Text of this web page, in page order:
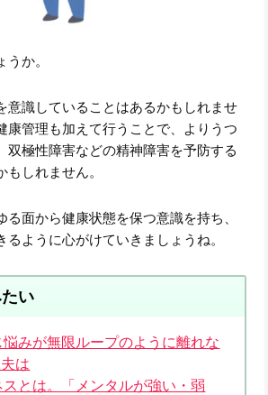
か。
意識していることはあるかもしれませ
康管理も加えて行うことで、よりうつ
双極性障害などの精神障害を予防する
しれません。
る面から健康状態を保つ意識を持ち、
ように心がけていきましょうね。
い
悩みが無限ループのように離れな
は
スとは。「メンタルが強い・弱